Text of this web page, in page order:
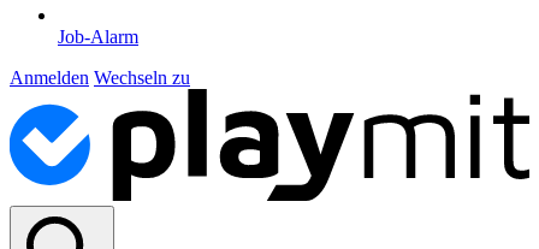
Job-Alarm
Anmelden Wechseln zu